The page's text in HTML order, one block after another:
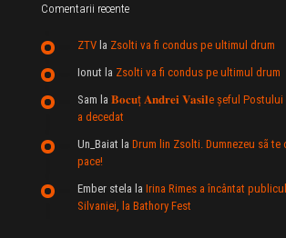
Comentarii recente
ZTV la Zsolti va fi condus pe ultimul drum
Ionut la Zsolti va fi condus pe ultimul drum
Sam la 𝐁𝐨𝐜𝐮ț 𝐀𝐧𝐝𝐫𝐞𝐢 𝐕𝐚𝐬𝐢𝐥e şeful
a decedat
Un_Baiat la Drum lin Zsolti. Dumnezeu sã te
pace!
Ember stela la Irina Rimes a încântat
Silvaniei, la Bathory Fest